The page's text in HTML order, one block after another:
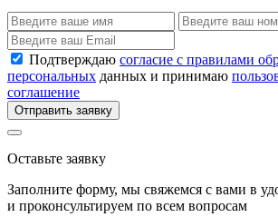
Подтверждаю согласие с правилами
персональных данных и принимаю
соглашение
Отправить заявку
Оставьте заявку
Заполните форму, мы свяжемся с вами в
и проконсультируем по всем вопросам